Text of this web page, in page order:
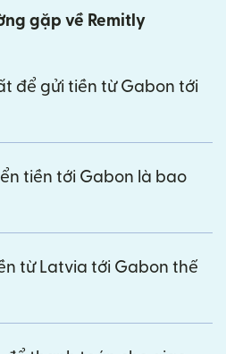
gặp về Remitly
để gửi tiền từ Gabon tới
tiền tới Gabon là bao
từ Latvia tới Gabon thế